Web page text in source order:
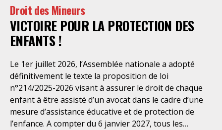
voyage. Ces positions n’augurent qu’une seule issue :
le dévoiement de l’institution et l’asphyxie aggravée
d’une société civile déjà sous pression. Ce choix
d’Emmanuel Macron est déconnecté des priorités de la
société et va à contresens de l’impératif de justice
sociale et environnementale exprimé. Le Défenseur
des droits : pilier de la démocratie et protecteur des
plus
Droit des Mineurs
VICTOIRE POUR LA PROTECTION DES
ENFANTS !
Le 1er juillet 2026, l’Assemblée nationale a adopté
définitivement le texte la proposition de loi
n°214/2025-2026 visant à assurer le droit de chaque
enfant à être assisté d’un avocat dans le cadre d’une
mesure d’assistance éducative et de protection de
l’enfance. A compter du 6 janvier 2027, tous les